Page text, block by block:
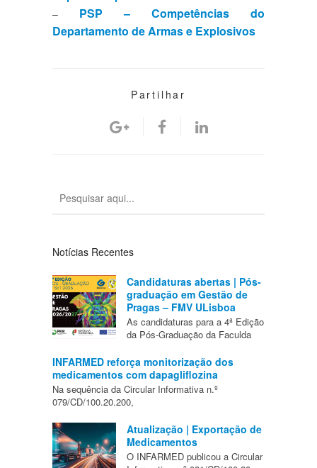
– PSP – Competências do
Departamento de Armas e Explosivos
Partilhar
Notícias Recentes
Candidaturas abertas | Pós-
graduação em Gestão de
Pragas – FMV ULisboa
As candidaturas para a 4ª Edição
da Pós-Graduação da Faculda
INFARMED reforça monitorização dos
medicamentos com dapagliflozina
Na sequência da Circular Informativa n.º
079/CD/100.20.200,
Atualização | Exportação de
Medicamentos
O INFARMED publicou a Circular